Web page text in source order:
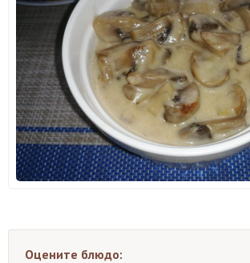
Оцените блюдо: